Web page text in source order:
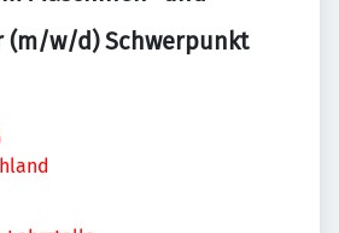
(m/w/d) Schwerpunkt